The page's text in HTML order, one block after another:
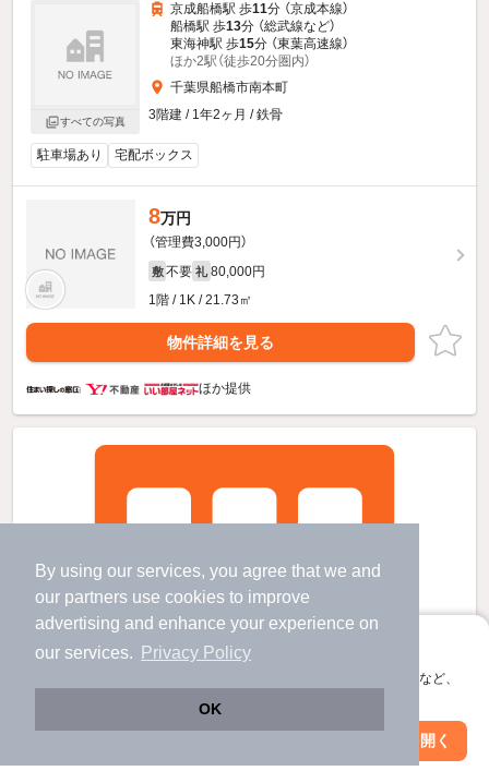
By using our services, you agree that we and
our partners use cookies to improve
advertising and enhance your experience on
our services.
Privacy Policy
OK
アプリに切り替えて、サクサクお部屋探し
会員登録なしですぐ使える。マップ検索やお気に入り保存など、
アプリを開く
すべての写真
京成船橋駅 歩11分 （京成本線）
船橋駅 歩13分 （総武線など）
東海神駅 歩15分 （東葉高速線）
ほか2駅（徒歩20分圏内）
千葉県船橋市南本町
3階建 / 1年2ヶ月 / 鉄骨
駐車場あり 宅配ボックス
8万円
（管理費3,000円）
敷 不要 礼 80,000円
1階 / 1K / 21.73㎡
物件詳細を見る
ほか提供
絞り込み条件を変更